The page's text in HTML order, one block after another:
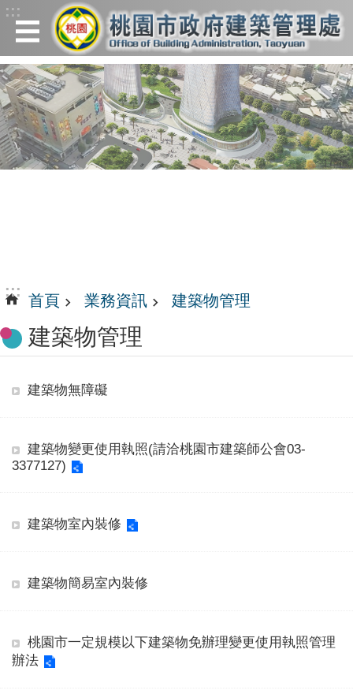
跳到主要內容區塊
:::
:::
首頁 業務資訊 建築物管理
建築物管理
建築物無障礙
建築物變更使用執照(請洽桃園市建築師公會03-
3377127)
建築物室內裝修
建築物簡易室內裝修
桃園市一定規模以下建築物免辦理變更使用執照管理
辦法